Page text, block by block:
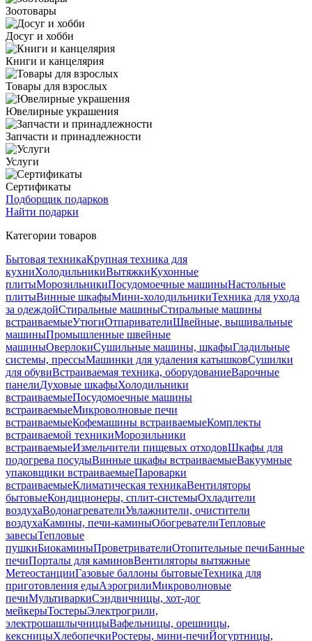
Зоотовары
Досуг и хобби
Книги и канцелярия
Товары для взрослых
Ювелирные украшения
Запчасти и принадлежности
Услуги
Сертификаты
Подборщик подарков
Найти подарки
Категории товаров
Бытовая техникаКрупная техника для
кухниХолодильникиВытяжкиКухонные
плитыМорозильникиПосудомоечные машиныНастольные
плитыВинные шкафыМини-холодильникиТехника для ухода
за одеждойСтиральные машиныСтиральные машины
встраиваемыеУтюгиОтпаривателиШвейные, вышивальные
машиныПромышленные швейные
машиныОверлокиСушильные машины, шкафыГладильные
системы, прессыМашинки для удаления катышковСушилки
для обувиВстраиваемая техника, оборудованиеВарочные
панелиДуховые шкафыХолодильники
встраиваемыеПосудомоечные машины
встраиваемыеМикроволновые печи
встраиваемыеКофемашины встраиваемыеКомплекты
встраиваемой техникиМорозильники
встраиваемыеИзмельчители пищевых отходовШкафы для
подогрева посудыВинные шкафы встраиваемыеВакуумные
упаковщики встраиваемыеПароварки
встраиваемыеКлиматическая техникаВентиляторы
бытовыеКондиционеры, сплит-системыОхладители
воздухаВодонагревателиУвлажнители, очистители
воздухаКамины, печи-каминыОбогревателиТепловые
завесыТепловые
пушкиБиокаминыПроветривателиОтопительные печиБанные
печиПорталы для каминовВентиляторы вытяжные
МетеостанцииГазовые баллоны бытовыеТехника для
приготовления едыАэрогрилиМикроволновые
печиМультиваркиСэндвичницы, хот-дог
мейкерыТостерыЭлектрогрили,
электрошашлычницыВафельницы, орешницы,
кексницыХлебопечкиРостеры, мини-печиЙогуртницы,